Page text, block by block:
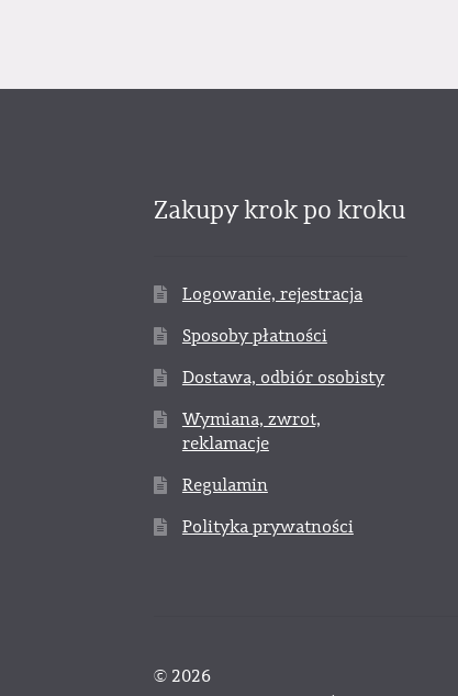
Zakupy krok po kroku
Logowanie, rejestracja
Sposoby płatności
Dostawa, odbiór osobisty
Wymiana, zwrot,
reklamacje
Regulamin
Polityka prywatności
© 2026